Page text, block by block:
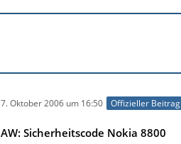
7. Oktober 2006 um 16:50 Offizieller Beitrag
AW: Sicherheitscode Nokia 8800